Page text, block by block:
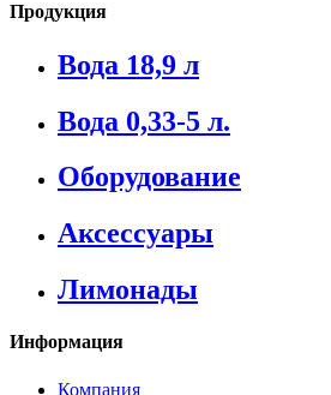
Продукция
Вода 18,9 л
Вода 0,33-5 л.
Оборудование
Аксессуары
Лимонады
Информация
Компания